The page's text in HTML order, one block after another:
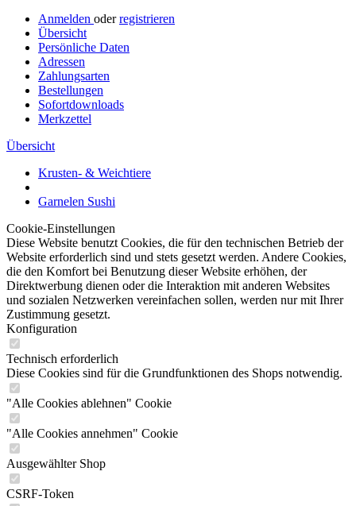
Anmelden oderregistrieren
Übersicht
Persönliche Daten
Adressen
Zahlungsarten
Bestellungen
Sofortdownloads
Merkzettel
Übersicht
Krusten- & Weichtiere
Garnelen Sushi
Cookie-Einstellungen
Diese Website benutzt Cookies, die für den technischen Betrieb der
Website erforderlich sind und stets gesetzt werden. Andere Cookies,
die den Komfort bei Benutzung dieser Website erhöhen, der
Direktwerbung dienen oder die Interaktion mit anderen Websites
und sozialen Netzwerken vereinfachen sollen, werden nur mit Ihrer
Zustimmung gesetzt.
Konfiguration
Technisch erforderlich
Diese Cookies sind für die Grundfunktionen des Shops notwendig.
"Alle Cookies ablehnen" Cookie
"Alle Cookies annehmen" Cookie
Ausgewählter Shop
CSRF-Token